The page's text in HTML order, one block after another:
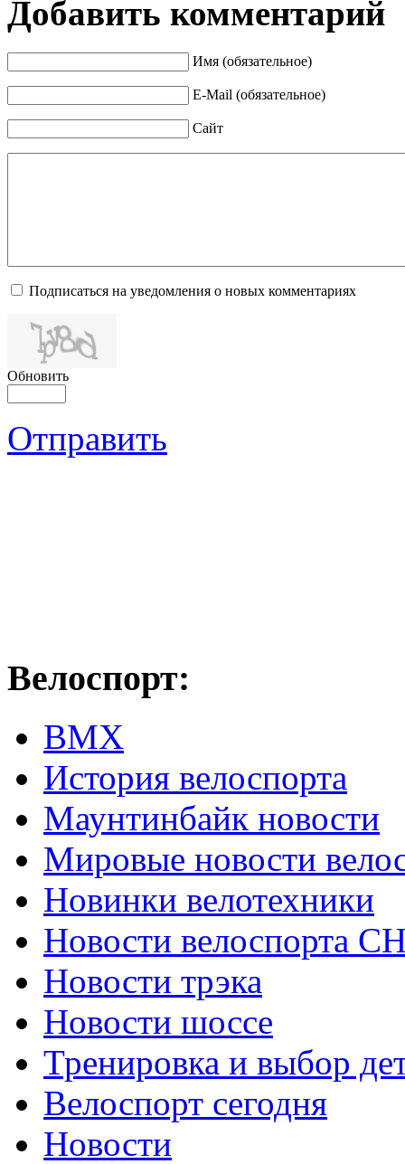
Добавить комментарий
Имя (обязательное)
E-Mail (обязательное)
Сайт
Подписаться на уведомления о новых комментариях
Обновить
Отправить
Велоспорт:
ВМХ
История велоспорта
Маунтинбайк новости
Мировые новости
Новинки велотехники
Новости велоспорта
Новости трэка
Новости шоссе
Тренировка и выбор
Велоспорт сегодня
Новости